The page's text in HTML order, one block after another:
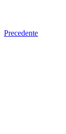
Precedente